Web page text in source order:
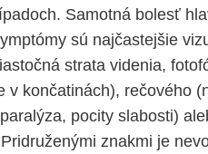
Samotná bolesť
sú najčastejšie
strata videnia,
končatinách), rečového
pocity slabosti)
znakmi je